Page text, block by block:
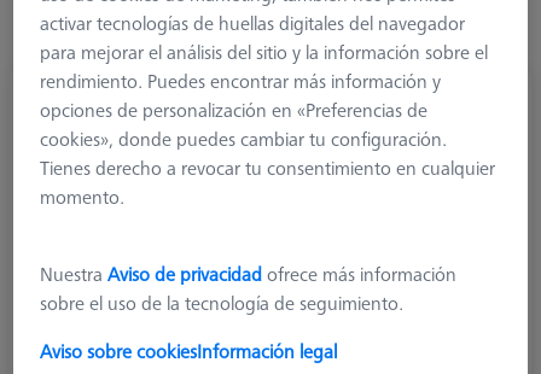
Palpador en T M5, DK2.5 L46.25
626115-5000-411
activar tecnologías de huellas digitales del navegador
para mejorar el análisis del sitio y la información sobre el
rendimiento. Puedes encontrar más información y
opciones de personalización en «Preferencias de
cookies», donde puedes cambiar tu configuración.
Tienes derecho a revocar tu consentimiento en cualquier
momento.
NuestraAviso de privacidadofrece más información
sobre el uso de la tecnología de seguimiento.
Aviso sobre cookiesInformación legal